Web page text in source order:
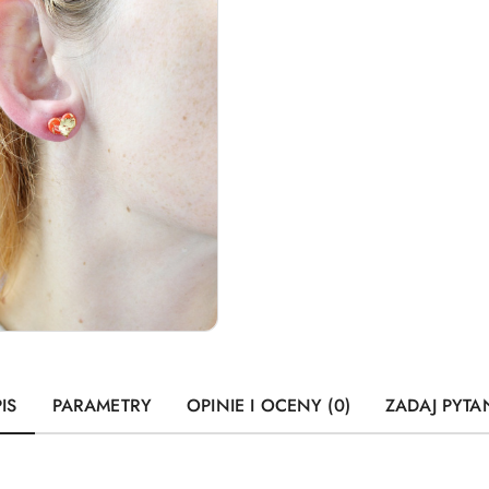
PARAMETRY OPINIE I OCENY (0) ZADAJ